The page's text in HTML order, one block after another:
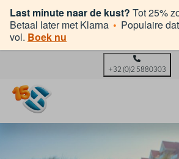
Last minute naar de kust? Tot 25%
Betaal later met Klarna • Populaire
vol. Boek nu
+32 (0)2 5880303